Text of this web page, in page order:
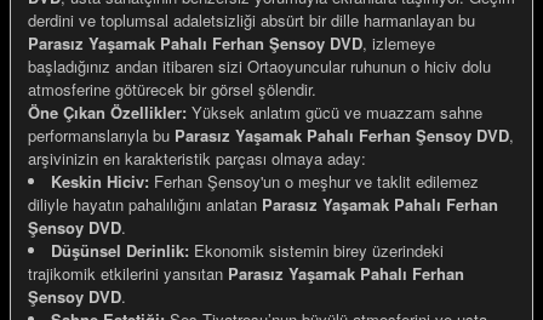
derdini ve toplumsal adaletsizliği absürt bir dille harmanlayan bu
Parasız Yaşamak Pahalı Ferhan Şensoy DVD, izlemeye
başladığınız andan itibaren sizi Ortaoyuncular ruhunun o hiciv dolu
atmosferine götürecek bir görsel şölendir.
Öne Çıkan Özellikler: Yüksek anlatım gücü ve muazzam sahne
performanslarıyla bu Parasız Yaşamak Pahalı Ferhan Şensoy DVD,
arşivinizin en karakteristik parçası olmaya aday:
Keskin Hiciv: Ferhan Şensoy'un o meşhur ve taklit edilemez
diliyle hayatın pahalılığını anlatan Parasız Yaşamak Pahalı Ferhan
Şensoy DVD.
Düşünsel Derinlik: Ekonomik sistemin birey üzerindeki
trajikomik etkilerini yansıtan Parasız Yaşamak Pahalı Ferhan
Şensoy DVD.